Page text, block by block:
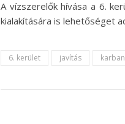
A vízszerelők hívása a 6.
kialakítására is lehetőséget
6. kerület javítás